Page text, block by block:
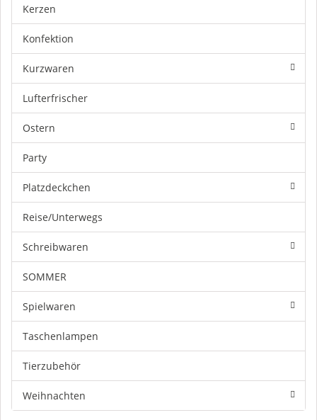
Kerzen
Konfektion
Kurzwaren
Lufterfrischer
Ostern
Party
Platzdeckchen
Reise/Unterwegs
Schreibwaren
SOMMER
Spielwaren
Taschenlampen
Tierzubehör
Weihnachten